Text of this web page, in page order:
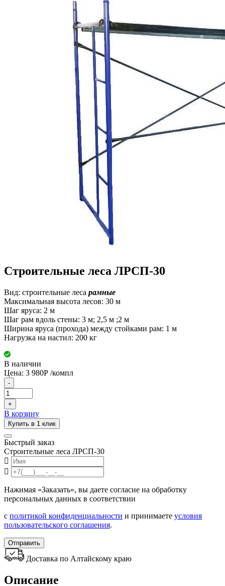
Строительные леса ЛРСП-30
Вид: строительные леса рамные
Максимальная высота лесов: 30 м
Шаг яруса: 2 м
Шаг рам вдоль стены: 3 м; 2,5 м ;2 м
Ширина яруса (прохода) между стойками рам: 1 м
Нагрузка на настил: 200 кг
В наличии
Цена: 3 980Р /компл
-
+
В корзину
Купить в 1 клик
Быстрый заказ
Строительные леса ЛРСП-30
Нажимая «Заказать», вы даете согласие на обработку
персональных данных в соответствии
с политикой конфиденциальности и принимаете условия
пользовательского соглашения.
Отправить
Доставка по Алтайскому краю
Описание